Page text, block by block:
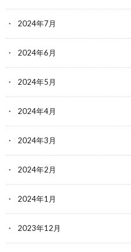
2024年7月
2024年6月
2024年5月
2024年4月
2024年3月
2024年2月
2024年1月
2023年12月